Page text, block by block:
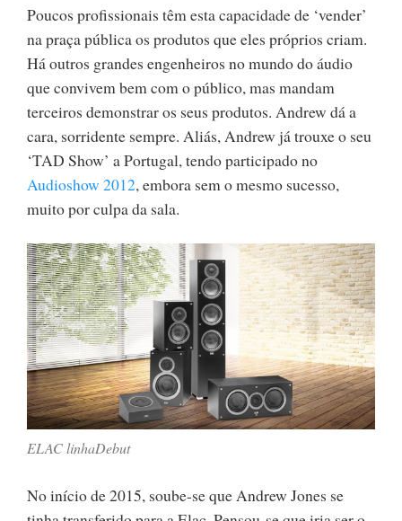
Poucos profissionais têm esta capacidade de ‘vender’
na praça pública os produtos que eles próprios criam.
Há outros grandes engenheiros no mundo do áudio
que convivem bem com o público, mas mandam
terceiros demonstrar os seus produtos. Andrew dá a
cara, sorridente sempre. Aliás, Andrew já trouxe o seu
‘TAD Show’ a Portugal, tendo participado no
Audioshow 2012, embora sem o mesmo sucesso,
muito por culpa da sala.
ELAC linhaDebut
No início de 2015, soube-se que Andrew Jones se